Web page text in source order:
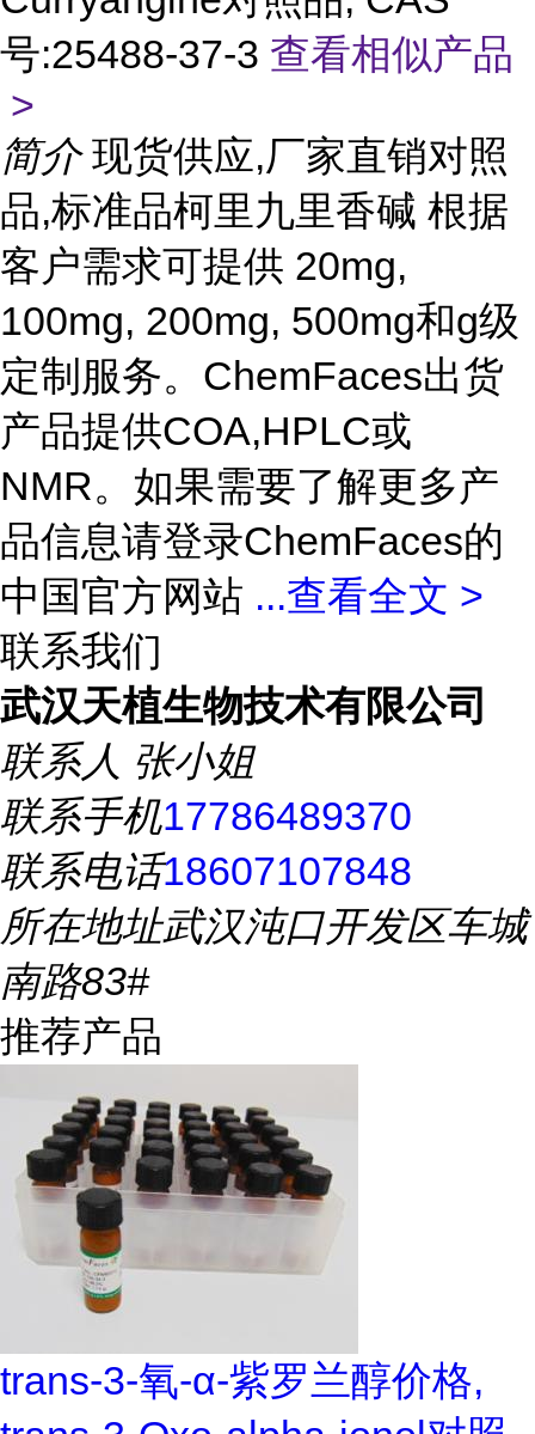
号:25488-37-3 查看相似产品
>
简介 现货供应,厂家直销对照
品,标准品柯里九里香碱 根据
客户需求可提供 20mg,
100mg, 200mg, 500mg和g级
定制服务。ChemFaces出货
产品提供COA,HPLC或
NMR。如果需要了解更多产
品信息请登录ChemFaces的
中国官方网站 ...查看全文 >
联系我们
武汉天植生物技术有限公司
联系人 张小姐
联系手机17786489370
联系电话18607107848
所在地址武汉沌口开发区车城
南路83#
推荐产品
trans-3-氧-α-紫罗兰醇价格,